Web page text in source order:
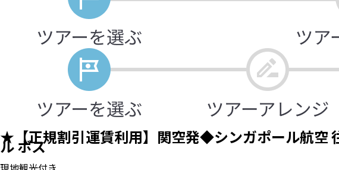
★【正規割引運賃利用】関空発◆シンガポール航
ル ボス